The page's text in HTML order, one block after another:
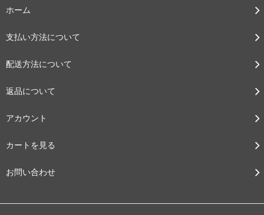
ホーム
支払い方法について
配送方法について
返品について
アカウント
カートを見る
お問い合わせ